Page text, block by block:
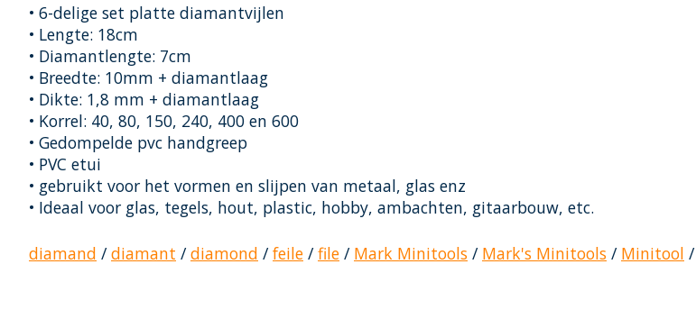
• 6-delige set platte diamantvijlen
• Lengte: 18cm
• Diamantlengte: 7cm
• Breedte: 10mm + diamantlaag
• Dikte: 1,8 mm + diamantlaag
• Korrel: 40, 80, 150, 240, 400 en 600
• Gedompelde pvc handgreep
• PVC etui
• gebruikt voor het vormen en slijpen van metaal, glas enz
• Ideaal voor glas, tegels, hout, plastic, hobby, ambachten, gitaarbouw, etc.
diamand /diamant /diamond /feile /file / Mark Minitools / Mark's Minitools / Minitool /